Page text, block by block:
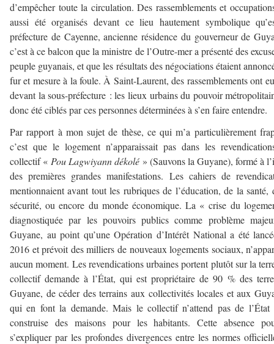
d’empêcher toute la circulation. Des rassemblements et
aussi été organisés devant ce lieu hautement symbolique
préfecture de Cayenne, ancienne résidence du gouverneur de
c’est à ce balcon que la ministre de l’Outre-mer a présenté des
peuple guyanais, et que les résultats des négociations étaient
fur et mesure à la foule. À Saint-Laurent, des rassemblements ont
devant la sous-préfecture : les lieux urbains du pouvoir
donc été ciblés par ces personnes déterminées à s’en faire entendre.
Par rapport à mon sujet de thèse, ce qui m’a particulièrement
c’est que le logement n’apparaissait pas dans les
collectif « Pou Lagwiyann dékolé » (Sauvons la Guyane), formé à
des premières grandes manifestations. Les cahiers de
mentionnaient avant tout les rubriques de l’éducation, de la santé,
sécurité, ou encore du monde économique. La « crise du
diagnostiquée par les pouvoirs publics comme problème
Guyane, au point qu’une Opération d’Intérêt National a été
2016 et prévoit des milliers de nouveaux logements sociaux,
aucun moment. Les revendications urbaines portent plutôt sur la
collectif demande à l’État, qui est propriétaire de 90 % des
Guyane, de céder des terrains aux collectivités locales et aux
qui en font la demande. Mais le collectif n’attend pas de l’État
construise des maisons pour les habitants. Cette absence
s’expliquer par les profondes divergences entre les normes